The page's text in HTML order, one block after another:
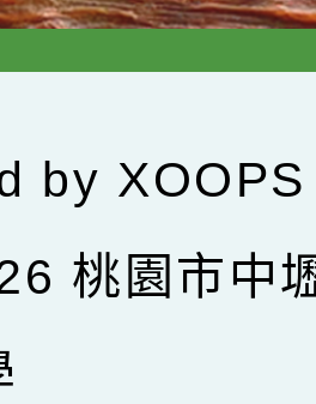
by XOOPS
桃園市中